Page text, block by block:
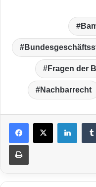
Fragen der
Nachbarrecht
LinkedIn
Drucken